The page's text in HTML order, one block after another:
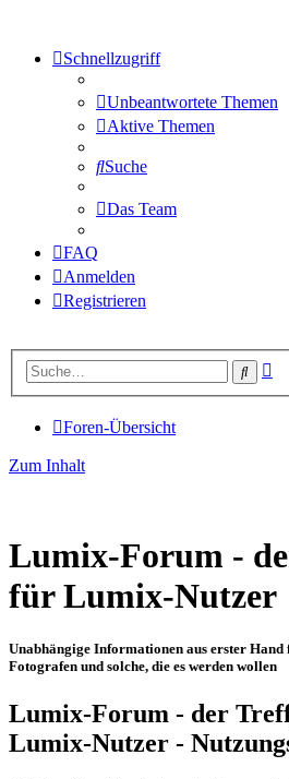
Schnellzugriff
Unbeantwortete Themen
Aktive Themen
Suche
Das Team
FAQ
Anmelden
Registrieren
Suche
Foren-Übersicht
Zum Inhalt
Lumix-Forum -
für Lumix-Nutzer
Unabhängige Informationen aus erster
Fotografen und solche, die es werden wollen
Lumix-Forum - der
Lumix-Nutzer -